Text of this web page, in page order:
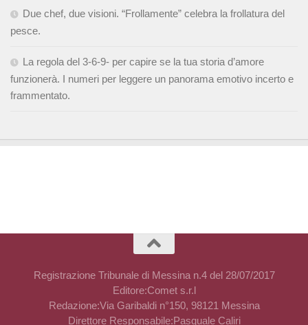
Due chef, due visioni. “Frollamente” celebra la frollatura del
pesce.
La regola del 3-6-9- per capire se la tua storia d’amore
funzionerà. I numeri per leggere un panorama emotivo incerto e
frammentato.
Registrazione Tribunale di Messina n.4 del 28/07/2017
Editore:Comet s.r.l
Redazione:Via Garibaldi n°150, 98121 Messina
Direttore Responsabile:Pasquale Caliri